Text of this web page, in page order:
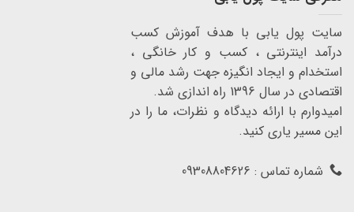
سایت پول یابی با هدف آموزش کسب
درآمد اینترنتی ، کسب و کار خانگی ،
استخدام و ایجاد انگیزه جهت رشد مالی و
اقتصادی در سال 1396 راه اندازی شد.
امیدوارم با ارائه دیدگاه و نظرات، ما را در
این مسیر یاری کنید.
شماره تماس : 09308804626